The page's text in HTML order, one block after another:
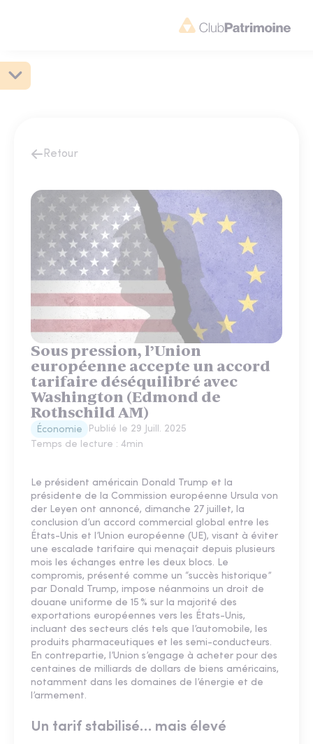
Retour
Sous pression, l’Union
européenne accepte un accord
tarifaire déséquilibré avec
Washington (Edmond de
Rothschild AM)
Économie Publié le 29 Juill. 2025
Temps de lecture : 4min
Le président américain Donald Trump et la
présidente de la Commission européenne Ursula von
der Leyen ont annoncé, dimanche 27 juillet, la
conclusion d’un accord commercial global entre les
États-Unis et l’Union européenne (UE), visant à éviter
une escalade tarifaire qui menaçait depuis plusieurs
mois les échanges entre les deux blocs. Le
compromis, présenté comme un “succès historique”
par Donald Trump, impose néanmoins un droit de
douane uniforme de 15 % sur la majorité des
exportations européennes vers les États-Unis,
incluant des secteurs clés tels que l’automobile, les
produits pharmaceutiques et les semi-conducteurs.
En contrepartie, l’Union s’engage à acheter pour des
centaines de milliards de dollars de biens américains,
notamment dans les domaines de l’énergie et de
l’armement.
Un tarif stabilisé… mais élevé